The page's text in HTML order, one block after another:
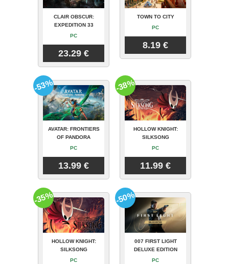
CLAIR OBSCUR:
EXPEDITION 33
PC
23.29 €
TOWN TO CITY
PC
8.19 €
AVATAR: FRONTIERS
OF PANDORA
PC
13.99 €
-53%
HOLLOW KNIGHT:
SILKSONG
PC
11.99 €
-38%
HOLLOW KNIGHT:
SILKSONG
PC
-35%
007 FIRST LIGHT
DELUXE EDITION
PC
-50%